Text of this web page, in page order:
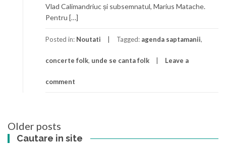
Vlad Calimandriuc și subsemnatul, Marius Matache.
Pentru […]
Posted in: Noutati Tagged: agenda saptamanii,
concerte folk, unde se canta folk Leave a
comment
Posts
navigation
Older posts
Cautare in site